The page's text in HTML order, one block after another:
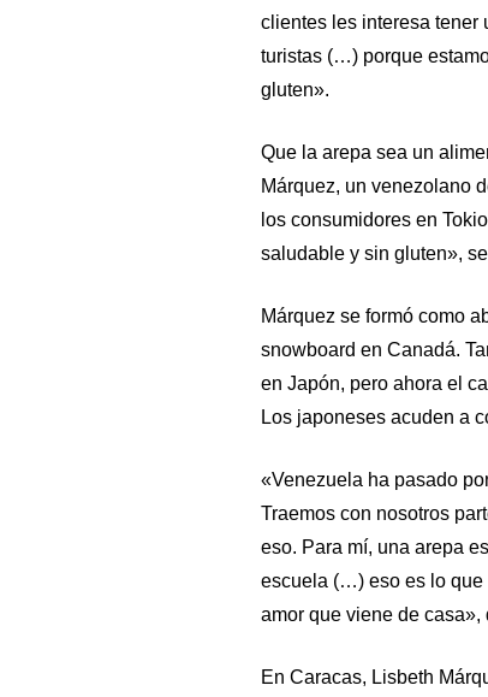
clientes les interesa tener
turistas (…) porque
gluten».
Que la arepa sea un
Márquez, un venezolano
los consumidores en
saludable y sin gluten»,
Márquez se formó como
snowboard en Canadá.
en Japón, pero ahora el
Los japoneses acuden a
«Venezuela ha pasado
Traemos con nosotros
eso. Para mí, una arepa
escuela (…) eso es lo que
amor que viene de casa»,
En Caracas, Lisbeth